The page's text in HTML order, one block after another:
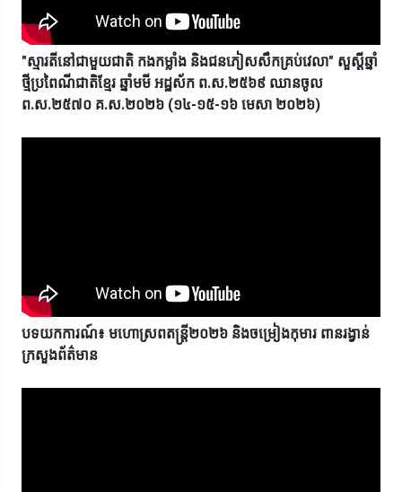
"ស្មារតីនៅជាមួយជាតិ កងកម្លាំង និងជនភៀសសឹកគ្រប់វេលា" សួស្តីឆ្នាំ
ថ្មីប្រពៃណីជាតិខ្មែរ ឆ្នាំមមី អដ្ឋស័ក ព.ស.២៥៦៩ ឈានចូល
ព.ស.២៥៧០ គ.ស.២០២៦ (១៤-១៥-១៦ មេសា ២០២៦)
បទយកការណ៍៖ មហោស្រពតន្ត្រី២០២៦ និងចម្រៀងកុមារ ពានរង្វាន់
ក្រសួងព័ត៌មាន